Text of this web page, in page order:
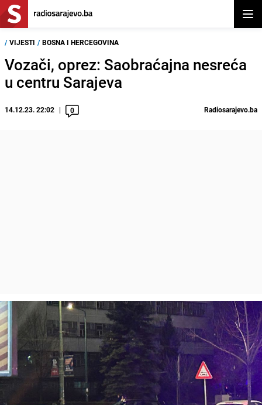
/ VIJESTI / BOSNA I HERCEGOVINA
Vozači, oprez: Saobraćajna nesreća
u centru Sarajeva
14.12.23. 22:02 0 Radiosarajevo.ba